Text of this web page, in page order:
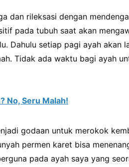
dan rileksasi dengan
pada tubuh saat akan
Dahulu setiap pagi ayah akan
Tidak ada waktu bagi ayah
No, Seru Malah!
godaan untuk merokok
permen karet bisa
pada ayah saya yang